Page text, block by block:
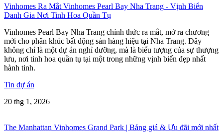
Vinhomes Ra Mắt Vinhomes Pearl Bay Nha Trang - Vịnh Biển
Danh Gia Nơi Tinh Hoa Quần Tụ
Vinhomes Pearl Bay Nha Trang chính thức ra mắt, mở ra chương
mới cho phân khúc bất động sản hàng hiệu tại Nha Trang. Đây
không chỉ là một dự án nghỉ dưỡng, mà là biểu tượng của sự thượng
lưu, nơi tinh hoa quần tụ tại một trong những vịnh biển đẹp nhất
hành tinh.
Tin dự án
20 thg 1, 2026
The Manhattan Vinhomes Grand Park | Bảng giá & Ưu đãi mới nhất